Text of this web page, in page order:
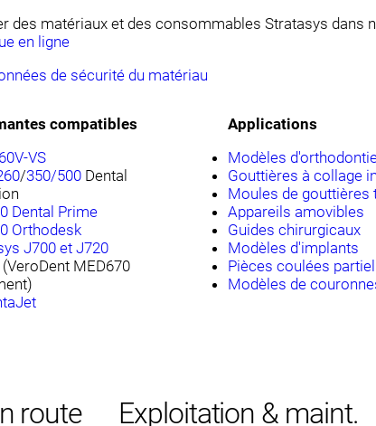
des matériaux et des consommables Stratasys dans
en ligne
de sécurité du matériau
compatibles
VS
/350/500 Dental
Dental Prime
Orthodesk
J700 et J720
(VeroDent MED670
Applications
Modèles
Gouttières à collage
Moules de gouttières
Appareils amovibles
Guides chirurgicaux
Modèles d'implants
Pièces coulées
Modèles de
route Exploitation & maint.